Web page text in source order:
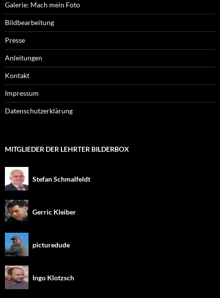
Galerie: Mach mein Foto
Bildbearbeitung
Presse
Anleitungen
Kontakt
Impressum
Datenschutzerklärung
MITGLIEDER DER LEHRTER BILDERBOX
Stefan Schmalfeldt
Gerric Kleiber
picturedude
Ingo Klotzsch